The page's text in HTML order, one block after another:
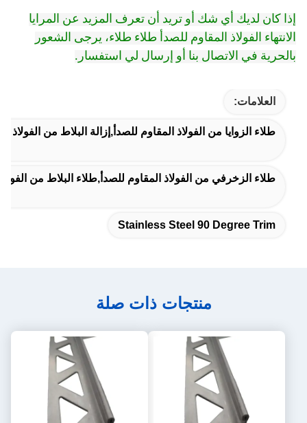
إذا كان لديك أي شك أو تريد أن تعرف المزيد عن المرايا
الانتهاء الفولاذ المقاوم للصدأ طلاء طلاء، يرجى الشعور
بالحرية في الاتصال بنا أو إرسال لي استفسار.
العلامات:
طلاء الزوايا من الفولاذ المقاوم للصدأ,إزالة البلاط من الفولاذ المقاوم للصدأ 10 ملم,الفولاذ
طلاء الزخرفي من الفولاذ المقاوم للصدأ,طلاء البلاط من الفولاذ المقاوم للصدأ 20 ملم,حافة بلاط
Stainless Steel 90 Degree Trim
منتجات ذات صلة